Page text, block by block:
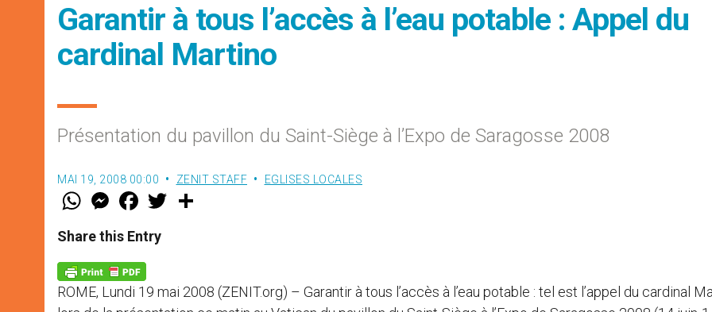
Garantir à tous l’accès à l’eau potable : Appel du
cardinal Martino
Présentation du pavillon du Saint-Siège à l’Expo de Saragosse 2008
MAI 19, 2008 00:00 ZENIT STAFF EGLISES LOCALES
W
t
s
p
p
M
e
s
e
g
e
r
F
a
e
b
k
w
Share this Entry
ROME, Lundi 19 mai 2008 (ZENIT.org) – Garantir à tous l’accès à l’eau potable : tel est l’appel du cardinal